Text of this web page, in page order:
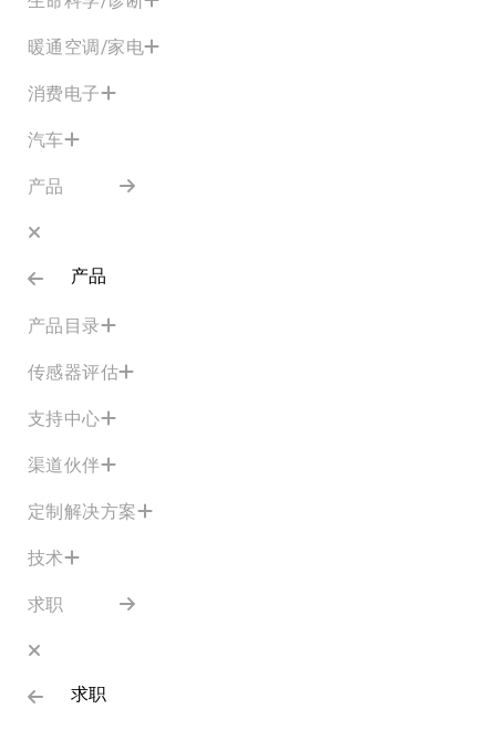
暖通空调/家电
消费电子
汽车
产品
产品
产品目录
传感器评估
支持中心
渠道伙伴
定制解决方案
技术
求职
求职